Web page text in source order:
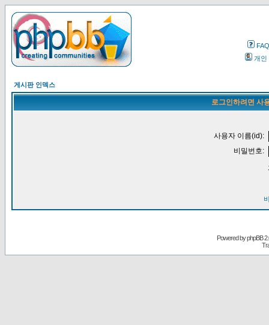
FAQ
개인
게시판 인덱스
로그인하려면 사
사용자 이름(id):
비밀번호:
Powered byphpBB